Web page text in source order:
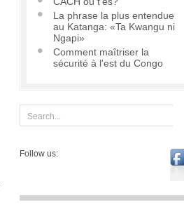
La phrase la plus entendue
au Katanga: «Ta Kwangu ni
Ngapi»
Comment maîtriser la
sécurité à l'est du Congo
Follow us: